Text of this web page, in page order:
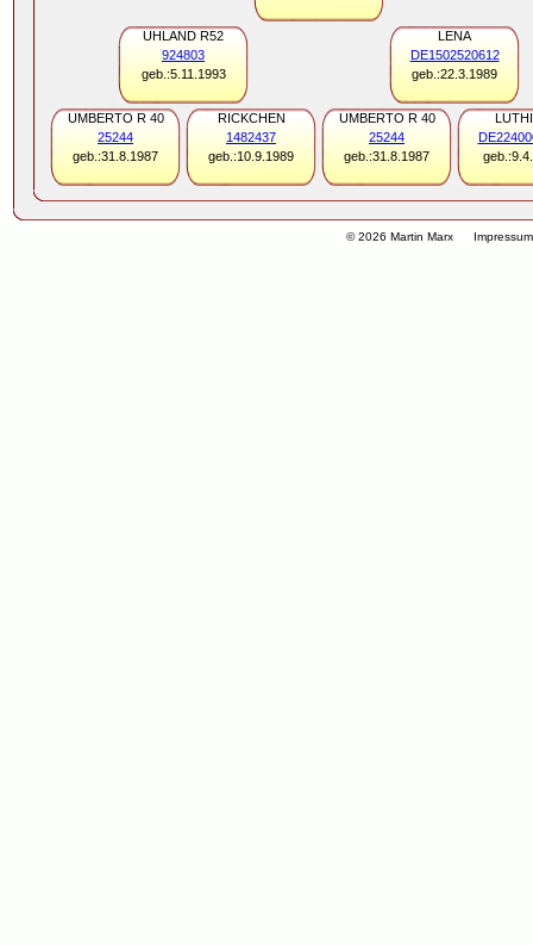
© 2026 Martin Marx
UHLAND R52
924803
geb.:5.11.1993
LENA
DE1502520612
geb.:22.3.1989
UMBERTO R 40
25244
geb.:31.8.1987
RICKCHEN
1482437
geb.:10.9.1989
UMBERTO R 40
25244
geb.:31.8.1987